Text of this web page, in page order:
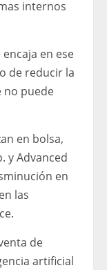
internos
en ese
de reducir la
no puede
en bolsa,
y Advanced
en
las
de
artificial